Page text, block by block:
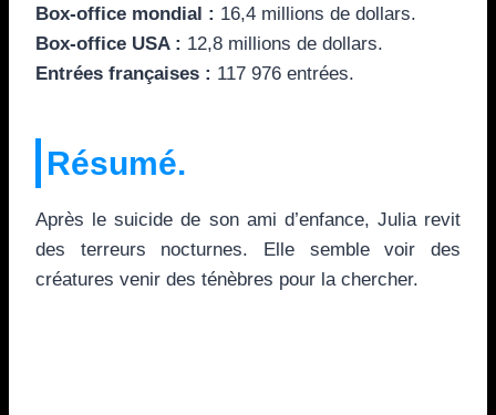
Box-office mondial : 16,4 millions de dollars.
Box-office USA : 12,8 millions de dollars.
Entrées françaises : 117 976 entrées.
Résumé.
Après le suicide de son ami d’enfance, Julia revit
des terreurs nocturnes. Elle semble voir des
créatures venir des ténèbres pour la chercher.